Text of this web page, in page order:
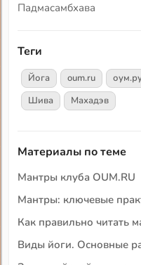
Падмасамбхава
Теги
Йога oum.ru
Шива
Махадэв
Материалы по теме
Мантры клуба OUM.RU
Мантры: ключевые
Как правильно читать
Виды йоги. Основные